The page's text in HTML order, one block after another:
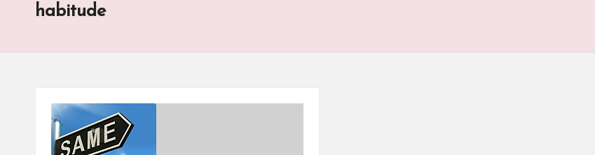
habitude